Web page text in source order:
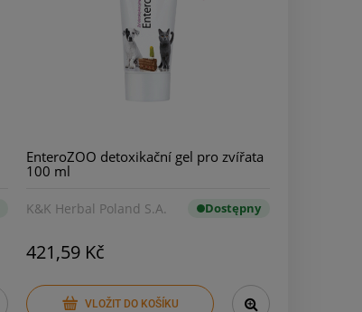
EnteroZOO detoxikační gel pro zvířata
100 ml
K&K Herbal Poland S.A. Dostępny
421,59 Kč
VLOŽIT DO KOŠÍKU